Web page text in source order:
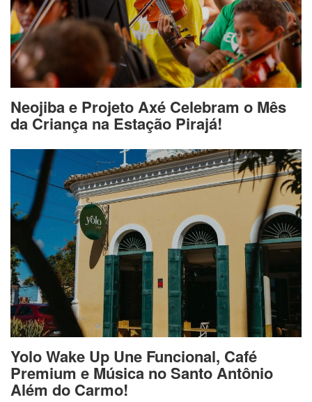
Neojiba e Projeto Axé Celebram o Mês
da Criança na Estação Pirajá!
Yolo Wake Up Une Funcional, Café
Premium e Música no Santo Antônio
Além do Carmo!